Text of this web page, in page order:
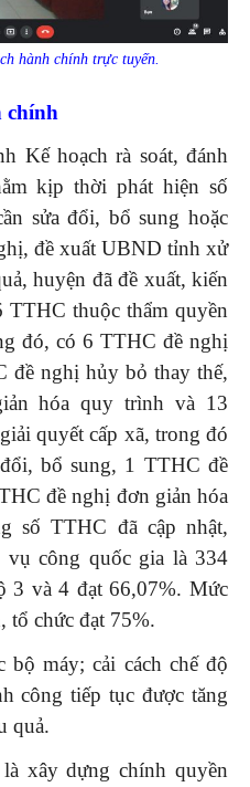
hành chính trực tuyến.
chính
Kế hoạch rà soát, đánh
kịp thời phát hiện số
sửa đổi, bổ sung hoặc
đề xuất UBND tỉnh xử
huyện đã đề xuất, kiến
thuộc thẩm quyền
đó, có 6 TTHC đề nghị
đề nghị hủy bỏ thay thế,
hóa quy trình và 13
quyết cấp xã, trong đó
bổ sung, 1 TTHC đề
đề nghị đơn giản hóa
số TTHC đã cập nhật,
vụ công quốc gia là 334
3 và 4 đạt 66,07%. Mức
tổ chức đạt 75%.
bộ máy; cải cách chế độ
công tiếp tục được tăng
quả.
xây dựng chính quyền